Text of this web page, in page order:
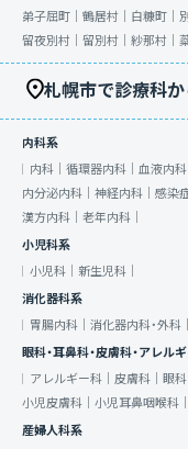
弟子屈町｜ 鶴居村｜ 白糠町｜
留夜別村｜ 留別村｜ 紗那村｜
札幌市で診療科か
内科系
内科｜ 循環器内科｜ 血液内科
内分泌内科｜ 神経内科｜ 感染
漢方内科｜ 老年内科｜
小児科系
小児科｜ 新生児科｜
消化器科系
胃腸内科｜ 消化器内科・外科｜
眼科・耳鼻科・皮膚科・アレル
アレルギー科｜ 皮膚科｜ 眼科
小児皮膚科｜ 小児耳鼻咽喉科｜
産婦人科系